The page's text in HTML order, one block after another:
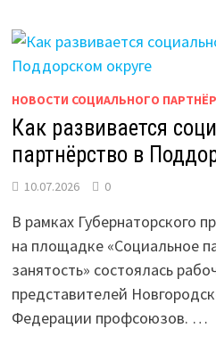
ОРГАНИЗАЦИИ
СТАЛИ
САМЫМИ
СЕМЕЙНЫМИ
РЕГИОНЕ
НОВОСТИ СОЦИАЛЬНОГО
Как развивается
партнёрство в
10.07.2026 0
В рамках Губернаторского
на площадке «Социальное
занятость» состоялась
представителей
Федерации профсоюзов. …